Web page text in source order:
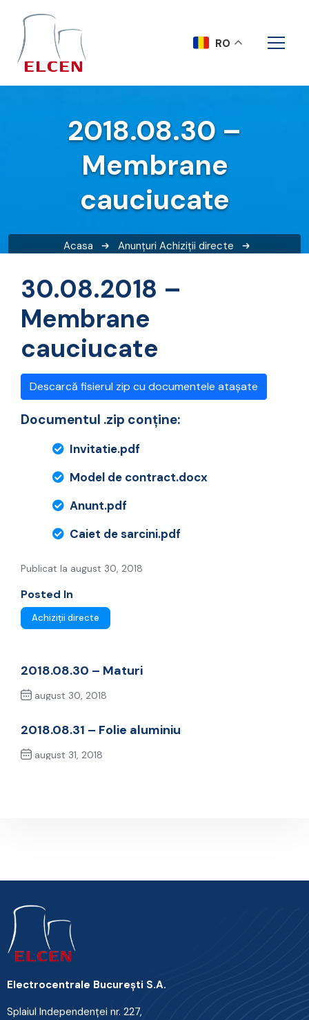
2018.08.30 –
Membrane
cauciucate
Acasa Anunțuri Achiziții directe
30.08.2018 –
Membrane
cauciucate
Descarcă fisierul zip cu documentele atașate
Documentul .zip conține:
Invitatie.pdf
Model de contract.docx
Anunt.pdf
Caiet de sarcini.pdf
Publicat la august 30, 2018
Posted In
Achiziții directe
2018.08.30 – Maturi
august 30, 2018
2018.08.31 – Folie aluminiu
august 31, 2018
Electrocentrale Bucureşti S.A.
Splaiul Independenţei nr. 227,
RO